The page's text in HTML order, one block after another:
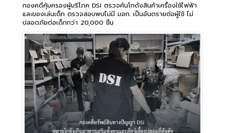
กองคดีคุ้มครองผู้บริโภค DSI ตรวจค้นโกดังสินค้าเครื่องใช้ไฟฟ้า
และของเล่นเด็ก ตรวจสอบพบไม่มี มอก. เป็นอันตรายต่อผู้ใช้ ไม่
ปลอดภัยต่อเด็กกว่า 20,000 ชิ้น